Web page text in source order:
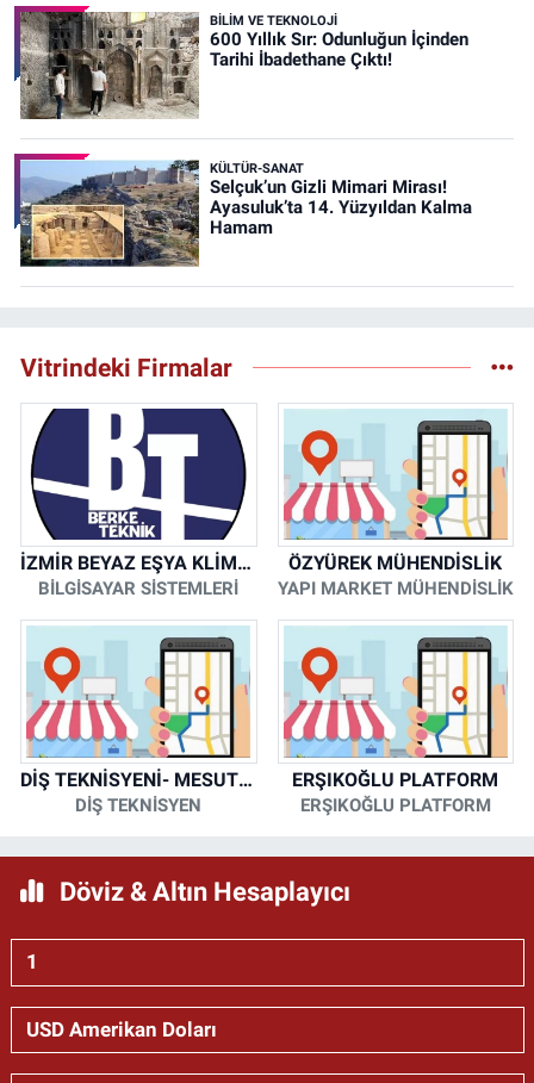
BİLİM VE TEKNOLOJİ
600 Yıllık Sır: Odunluğun İçinden
Tarihi İbadethane Çıktı!
KÜLTÜR-SANAT
Selçuk’un Gizli Mimari Mirası!
Ayasuluk’ta 14. Yüzyıldan Kalma
Hamam
Vitrindeki Firmalar
İZMİR BEYAZ EŞYA KLİMA KOMBİ SERVİSİ
BİLGİSAYAR SİSTEMLERİ
ÖZYÜREK MÜHENDİSLİK
YAPI MARKET MÜHENDİSLİK
DİŞ TEKNİSYENİ- MESUT KORKMAZ
DİŞ TEKNİSYEN
ERŞIKOĞLU PLATFORM
ERŞIKOĞLU PLATFORM
Döviz & Altın Hesaplayıcı